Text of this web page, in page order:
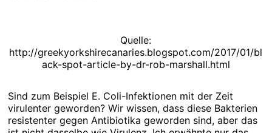
Quelle:
http://greekyorkshirecanaries.blogspot.com/2017/01/bl
ack-spot-article-by-dr-rob-marshall.html
Sind zum Beispiel E. Coli-Infektionen mit der Zeit
virulenter geworden? Wir wissen, dass diese Bakterien
resistenter gegen Antibiotika geworden sind, aber das